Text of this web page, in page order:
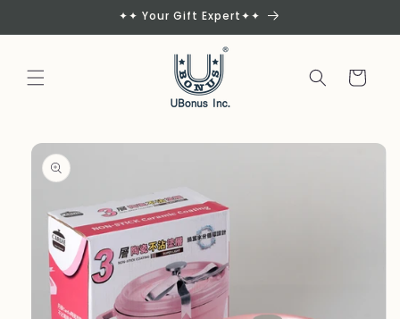
✦✦ Your Gift Expert✦✦
Cart
Skip to
product
information